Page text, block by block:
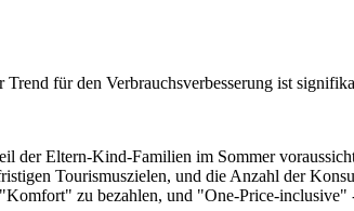
für den Verbrauchsverbesserung ist
der Eltern-Kind-Familien im Sommer
Tourismuszielen, und die Anzahl der
zu bezahlen, und "One-Price-inclusive"